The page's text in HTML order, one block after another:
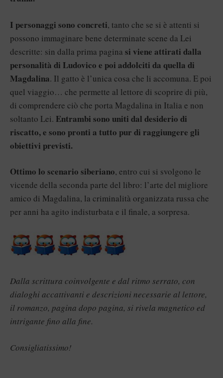
I personaggi sono concreti, tanto che se si è attenti si
possono immaginare bene determinate scene da Lei
descritte: sin dalla prima pagina si viene attirati dalla
personalità di Ludovico e poi addolciti da quella di
Magdalina. Il gatto è l’unica cosa che li accomuna. E poi
quel viaggio… che permette al lettore di scoprire di più,
di comprendere ciò che porta Magdalina in Italia e non
soltanto Lei. Entrambi sono uniti dal desiderio di
riscatto, e sono pronti a tutto pur di raggiungere gli
obiettivi previsti.
Ottimo lo scenario siberiano, entro cui si svolgono le
vicende della seconda parte del libro: l’arte del migliore
amico di Magdalina, la criminalità organizzata russa che
per anni ha agito indisturbata e il finale, a sorpresa.
Dalla scrittura coinvolgente e dal ritmo serrato, con
dialoghi accattivanti e descrizioni necessarie al lettore,
il romanzo, pagina dopo pagina, si rivela magnetico ed
intrigante fino alla fine.
Consigliatissimo!